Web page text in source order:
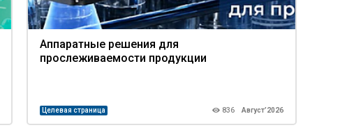
Аппаратные решения для
прослеживаемости продукции
Целевая страница 836 Август’2026